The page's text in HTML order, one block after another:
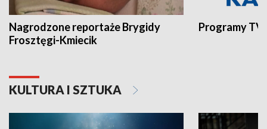
Nagrodzone reportaże Brygidy
Frosztęgi-Kmiecik
Programy
KULTURA I SZTUKA